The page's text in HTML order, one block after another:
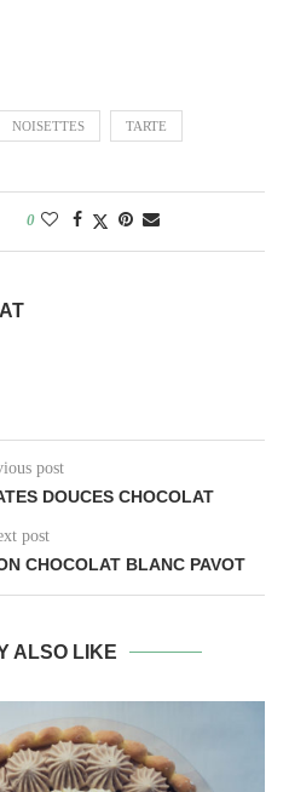
NOISETTES TARTE
0
post
DOUCES CHOCOLAT
post
CHOCOLAT BLANC PAVOT
ALSO LIKE